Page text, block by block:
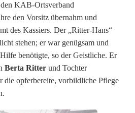
KAB-Ortsverband
den Vorsitz übernahm und
des Kassiers. Der „Ritter-Hans“
stehen; er war genügsam und
benötigte, so der Geistliche. Er
Berta Ritter und Tochter
die opferbereite, vorbildliche Pflege